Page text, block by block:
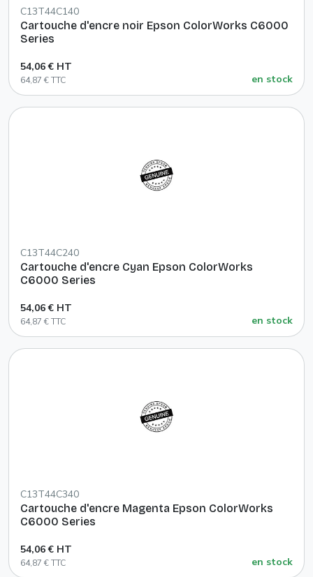
C13T44C140
Cartouche d'encre noir Epson ColorWorks C6000
Series
54,06 € HT
64,87 € TTC en stock
C13T44C240
Cartouche d'encre Cyan Epson ColorWorks
C6000 Series
54,06 € HT
64,87 € TTC en stock
C13T44C340
Cartouche d'encre Magenta Epson ColorWorks
C6000 Series
54,06 € HT
64,87 € TTC en stock